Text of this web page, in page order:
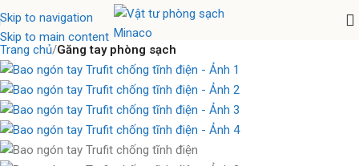
Skip to navigation
Skip to main content
Trang chủ Găng tay phòng sạch